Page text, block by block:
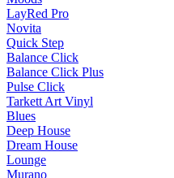
LayRed Pro
Novita
Quick Step
Balance Click
Balance Click Plus
Pulse Click
Tarkett Art Vinyl
Blues
Deep House
Dream House
Lounge
Murano